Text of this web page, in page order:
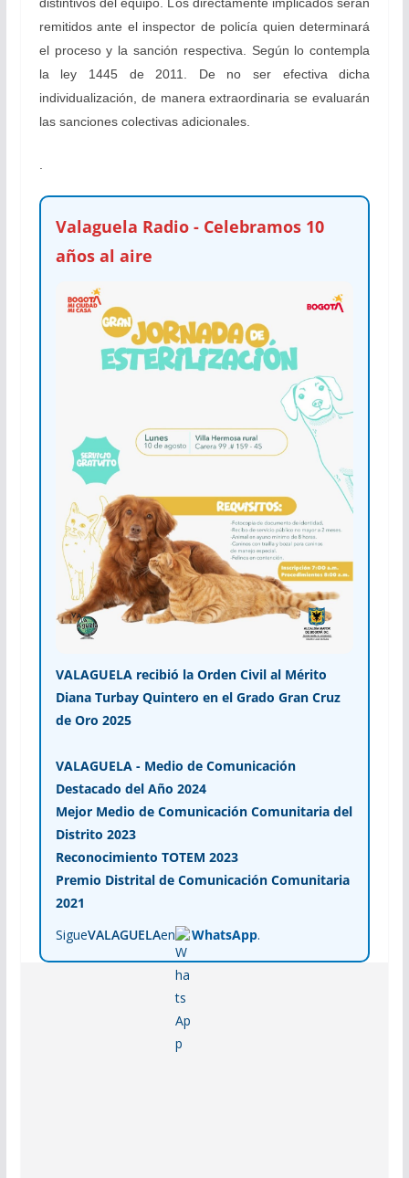
remitidos ante el inspector de policía quien determinará
el proceso y la sanción respectiva. Según lo contempla
la ley 1445 de 2011. De no ser efectiva dicha
individualización, de manera extraordinaria se evaluarán
las sanciones colectivas adicionales.
Valaguela Radio - Celebramos 10
años al aire
VALAGUELA recibió la Orden Civil al Mérito
Diana Turbay Quintero en el Grado Gran Cruz
de Oro 2025
VALAGUELA - Medio de Comunicación
Destacado del Año 2024
Mejor Medio de Comunicación Comunitaria del
Distrito 2023
Reconocimiento TOTEM 2023
Premio Distrital de Comunicación Comunitaria
2021
SigueVALAGUELAen WhatsApp.